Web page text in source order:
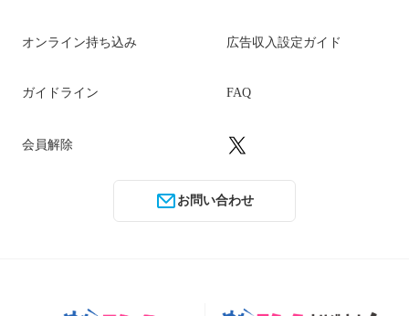
オンライン持ち込み 広告収入設定ガイド
ガイドライン FAQ
会員解除
お問い合わせ